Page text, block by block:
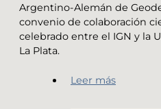
Argentino-Alemán de
convenio de colaboración
celebrado entre el IGN y la
La Plata.
Leer más